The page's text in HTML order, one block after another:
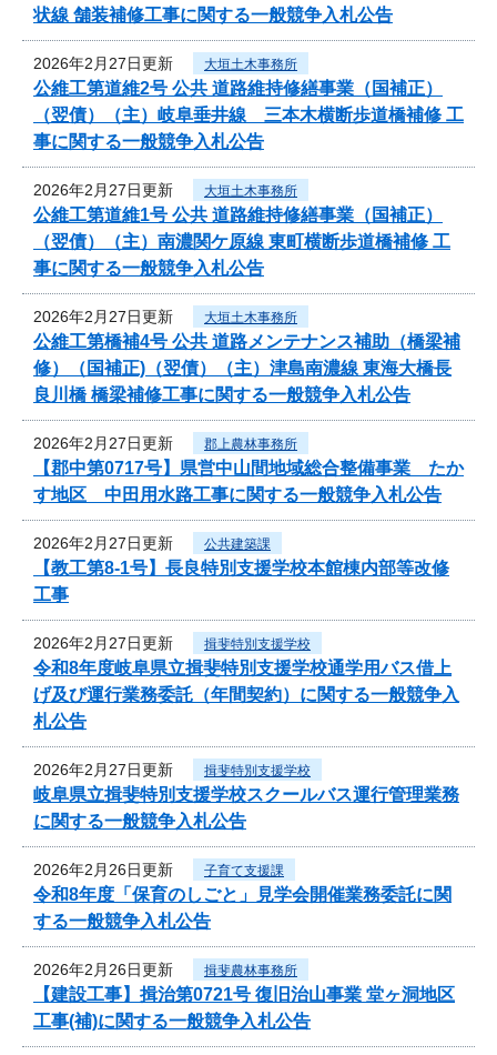
状線 舗装補修工事に関する一般競争入札公告
2026年2月27日更新 大垣土木事務所
公維工第道維2号 公共 道路維持修繕事業（国補正）
（翌債）（主）岐阜垂井線 三本木横断歩道橋補修 工
事に関する一般競争入札公告
2026年2月27日更新 大垣土木事務所
公維工第道維1号 公共 道路維持修繕事業（国補正）
（翌債）（主）南濃関ケ原線 東町横断歩道橋補修 工
事に関する一般競争入札公告
2026年2月27日更新 大垣土木事務所
公維工第橋補4号 公共 道路メンテナンス補助（橋梁補
修）（国補正)（翌債）（主）津島南濃線 東海大橋長
良川橋 橋梁補修工事に関する一般競争入札公告
2026年2月27日更新 郡上農林事務所
【郡中第0717号】県営中山間地域総合整備事業 たか
す地区 中田用水路工事に関する一般競争入札公告
2026年2月27日更新 公共建築課
【教工第8-1号】長良特別支援学校本館棟内部等改修
工事
2026年2月27日更新 揖斐特別支援学校
令和8年度岐阜県立揖斐特別支援学校通学用バス借上
げ及び運行業務委託（年間契約）に関する一般競争入
札公告
2026年2月27日更新 揖斐特別支援学校
岐阜県立揖斐特別支援学校スクールバス運行管理業務
に関する一般競争入札公告
2026年2月26日更新 子育て支援課
令和8年度「保育のしごと」見学会開催業務委託に関
する一般競争入札公告
2026年2月26日更新 揖斐農林事務所
【建設工事】揖治第0721号 復旧治山事業 堂ヶ洞地区
工事(補)に関する一般競争入札公告